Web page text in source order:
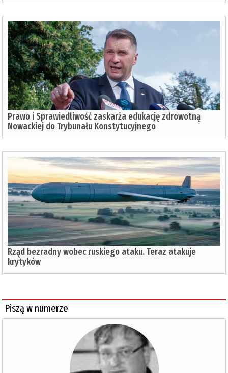
Prawo i Sprawiedliwość zaskarża edukację zdrowotną
Nowackiej do Trybunału Konstytucyjnego
Rząd bezradny wobec ruskiego ataku. Teraz atakuje
krytyków
Piszą w numerze